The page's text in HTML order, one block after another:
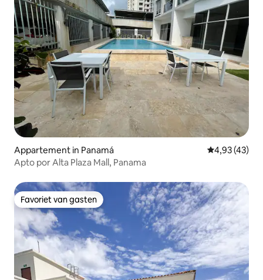
Appartement in Panamá Gemiddelde
4,93 (43)
Apto por Alta Plaza Mall, Panama
Favoriet van gasten
Favoriet van gasten